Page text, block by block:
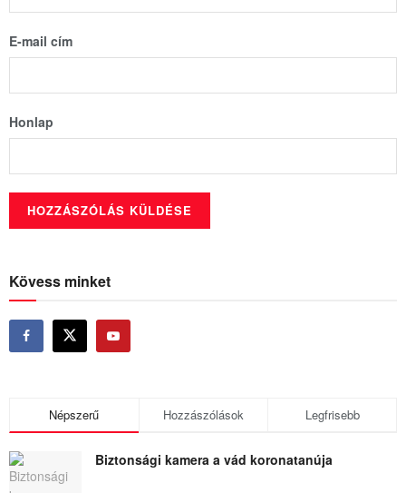
E-mail cím
Honlap
Kövess minket
Népszerű Hozzászólások Legfrisebb
Biztonsági kamera a vád koronatanúja